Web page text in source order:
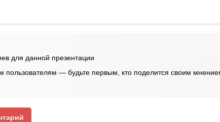
для данной презентации
пользователям — будьте первым, кто поделится своим